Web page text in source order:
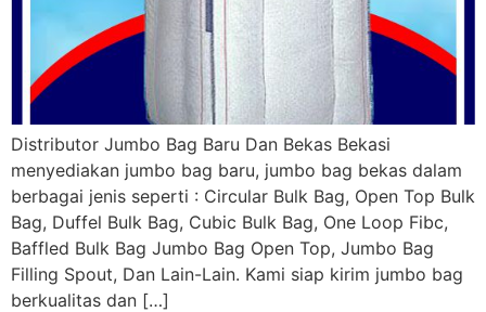
Distributor Jumbo Bag Baru Dan Bekas Bekasi
menyediakan jumbo bag baru, jumbo bag bekas dalam
berbagai jenis seperti : Circular Bulk Bag, Open Top Bulk
Bag, Duffel Bulk Bag, Cubic Bulk Bag, One Loop Fibc,
Baffled Bulk Bag Jumbo Bag Open Top, Jumbo Bag
Filling Spout, Dan Lain-Lain. Kami siap kirim jumbo bag
berkualitas dan […]